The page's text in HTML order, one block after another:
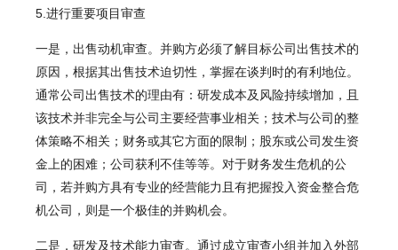
5.进行重要项目审查
一是，出售动机审查。并购方必须了解目标公司出售技术的
原因，根据其出售技术迫切性，掌握在谈判时的有利地位。
通常公司出售技术的理由有：研发成本及风险持续增加，且
该技术并非完全与公司主要经营事业相关；技术与公司的整
体策略不相关；财务或其它方面的限制；股东或公司发生资
金上的困难；公司获利不佳等等。对于财务发生危机的公
司，若并购方具有专业的经营能力且有把握投入资金整合危
机公司，则是一个极佳的并购机会。
二是，研发及技术能力审查。通过成立审查小组并加入外部